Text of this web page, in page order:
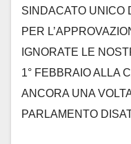
SINDACATO UNICO
PER
IGNORATE LE
1° FEBBRAIO ALLA
ANCORA UNA
PARLAMENTO